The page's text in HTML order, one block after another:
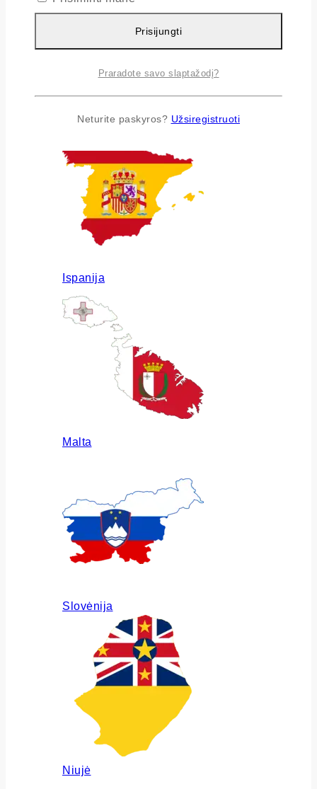
Airija
Ispanija
Malta
Slovėnija
Niujė
Prisijungti
Praradote savo slaptažodį?
Neturite paskyros? Užsiregistruoti